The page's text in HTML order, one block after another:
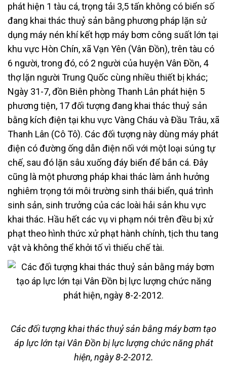
phát hiện 1 tàu cá, trọng tải 3,5 tấn không có biển số
đang khai thác thuỷ sản bằng phương pháp lặn sử
dụng máy nén khí kết hợp máy bơm công suất lớn tại
khu vực Hòn Chín, xã Vạn Yên (Vân Đồn), trên tàu có
6 người, trong đó, có 2 người của huyện Vân Đồn, 4
thợ lặn người Trung Quốc cùng nhiều thiết bị khác;
Ngày 31-7, đồn Biên phòng Thanh Lân phát hiện 5
phương tiện, 17 đối tượng đang khai thác thuỷ sản
bằng kích điện tại khu vực Vàng Cháu và Đầu Trâu, xã
Thanh Lân (Cô Tô). Các đối tượng này dùng máy phát
điện có đường ống dẫn điện nối với một loại súng tự
chế, sau đó lặn sâu xuống đáy biển để bắn cá. Đây
cũng là một phương pháp khai thác làm ảnh hưởng
nghiêm trọng tới môi trường sinh thái biển, quá trình
sinh sản, sinh trưởng của các loài hải sản khu vực
khai thác. Hầu hết các vụ vi phạm nói trên đều bị xử
phạt theo hình thức xử phạt hành chính, tịch thu tang
vật và không thể khởi tố vì thiếu chế tài.
Các đối tượng khai thác thuỷ sản bằng máy bơm tạo
áp lực lớn tại Vân Đồn bị lực lượng chức năng phát
hiện, ngày 8-2-2012.